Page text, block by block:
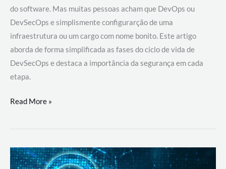
do software. Mas muitas pessoas acham que DevOps ou
DevSecOps e simplismente configurarção de uma
infraestrutura ou um cargo com nome bonito. Este artigo
aborda de forma simplificada as fases do ciclo de vida de
DevSecOps e destaca a importância da segurança em cada
etapa.
DevSecOps
Prática:
Desenvolvimento,
Read More »